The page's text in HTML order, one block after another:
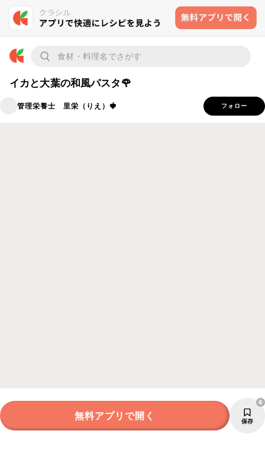
イカと大葉の和風パスタ🌹
管理栄養士 里栄（りえ）🍓 フォロー
無料アプリで開く 保存
6